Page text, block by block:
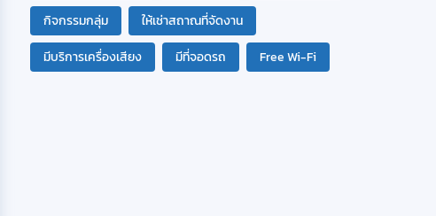
กิจกรรมกลุ่ม
ให้เช่าสถาณที่จัดงาน
มีบริการเครื่องเสียง
มีที่จอดรถ Free Wi-Fi